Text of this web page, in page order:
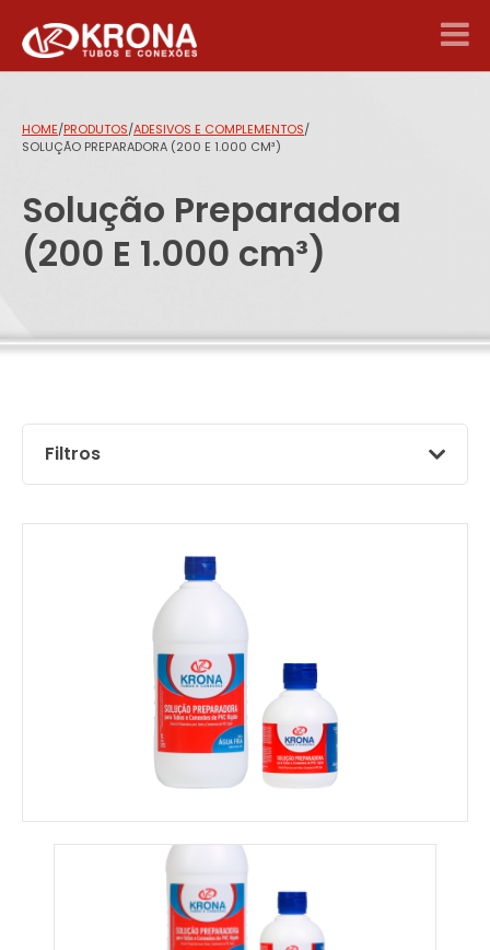
HOME/PRODUTOS/ADESIVOS E COMPLEMENTOS/
SOLUÇÃO PREPARADORA (200 E 1.000 CM³)
Solução Preparadora
(200 E 1.000 cm³)
Filtros